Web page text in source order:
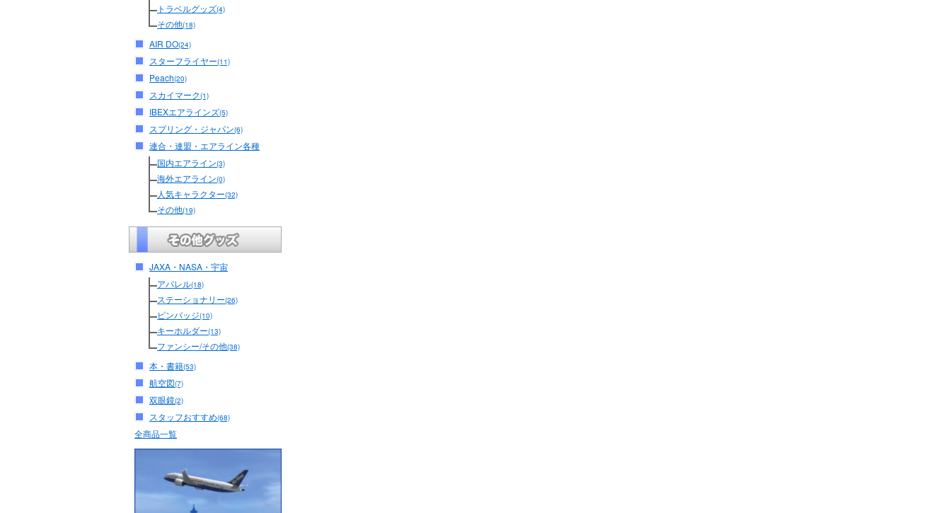
トラベルグッズ(4)
その他(18)
AIR DO(24)
スターフライヤー(11)
Peach(20)
スカイマーク(1)
IBEXエアラインズ(5)
スプリング・ジャパン(6)
連合・連盟・エアライン各種
国内エアライン(3)
海外エアライン(0)
人気キャラクター(32)
その他(19)
JAXA・NASA・宇宙
アパレル(18)
ステーショナリー(26)
ピンバッジ(10)
キーホルダー(13)
ファンシー/その他(38)
本・書籍(53)
航空図(7)
双眼鏡(2)
スタッフおすすめ(68)
全商品一覧